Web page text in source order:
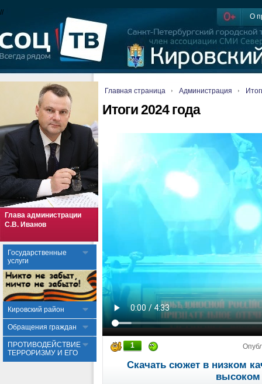
О
//
Глава администрации
С.В. Иванов
Государственные
услуги
Кировский район
Обращения граждан
ПРОТИВОДЕЙСТВИЕ
ТЕРРОРИЗМУ И ЕГО
Главная страница Администрация
Итоги 2024 года
1
Скачать сюжет в низком
высоком